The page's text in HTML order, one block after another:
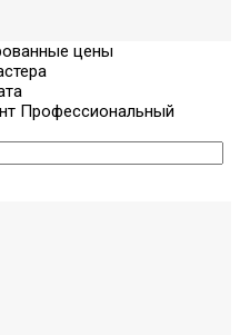
цены
Профессиональный